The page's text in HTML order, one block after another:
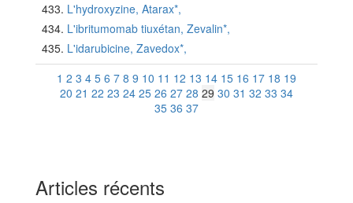
L'hydroxyzine, Atarax*,
L'ibritumomab tiuxétan, Zevalin*,
L'idarubicine, Zavedox*,
1 2 3 4 5 6 7 8 9 10 11 12 13 14 15 16 17 18 19
20 21 22 23 24 25 26 27 28 29 30 31 32 33 34
35 36 37
Articles récents